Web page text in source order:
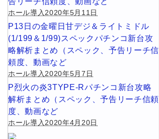
ホール導入2020年5月11日
P13日の金曜日甘デジ＆ライトミドル
(1/199＆1/99)スペックパチンコ新台攻
略解析まとめ（スペック、予告リーチ信
頼度、動画など
ホール導入2020年5月7日
P烈火の炎3TYPE-Rパチンコ新台攻略
解析まとめ（スペック、予告リーチ信頼
度、動画など
ホール導入2020年4月20日